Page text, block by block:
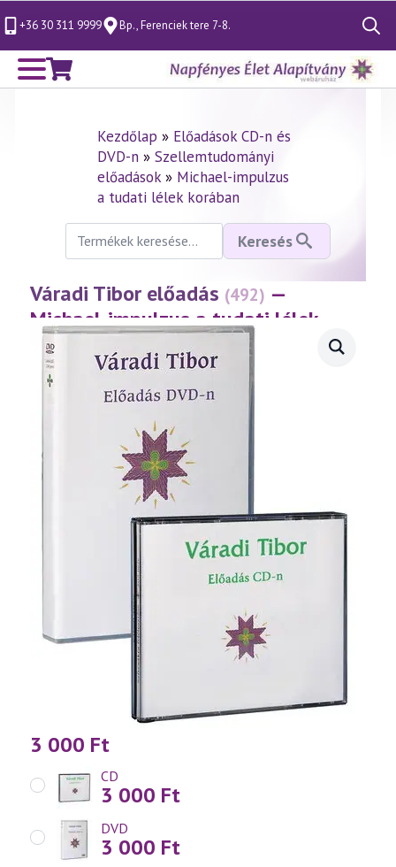
+36 30 311 9999 Bp., Ferenciek tere 7-8.
Search
for:
Kezdőlap » Előadások CD-n és
DVD-n» Szellemtudományi
előadások» Michael-impulzus
a tudati lélek korában
Keresés
következőre:
Keresés
Váradi Tibor előadás (492) —
Michael-impulzus a tudati lélek
korában 12. rész
(2008.09.26.)
3 000 Ft
CD
3 000 Ft
DVD
3 000 Ft